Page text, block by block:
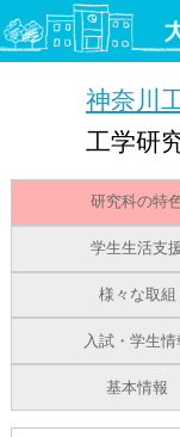
神奈川
工学研
研究科の特
学生生活支
様々な取組
入試・学生情
基本情報